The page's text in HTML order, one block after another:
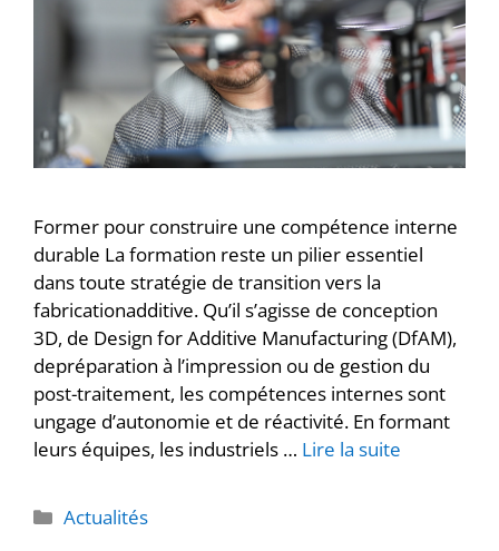
Former pour construire une compétence interne
durable La formation reste un pilier essentiel
dans toute stratégie de transition vers la
fabricationadditive. Qu’il s’agisse de conception
3D, de Design for Additive Manufacturing (DfAM),
depréparation à l’impression ou de gestion du
post-traitement, les compétences internes sont
ungage d’autonomie et de réactivité. En formant
leurs équipes, les industriels … Lire la suite
Actualités